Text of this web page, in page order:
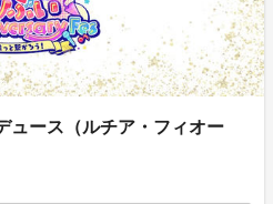
ュース（ルチア・フィオー